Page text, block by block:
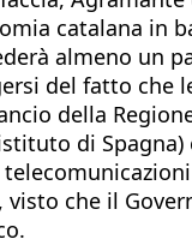
catalana in
almeno un
del fatto che
della
di
che il